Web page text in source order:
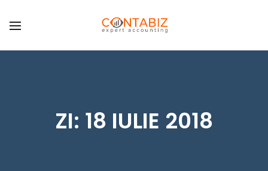
ZI: 18 IULIE 2018
MODIFICĂRI SOCIETĂȚI